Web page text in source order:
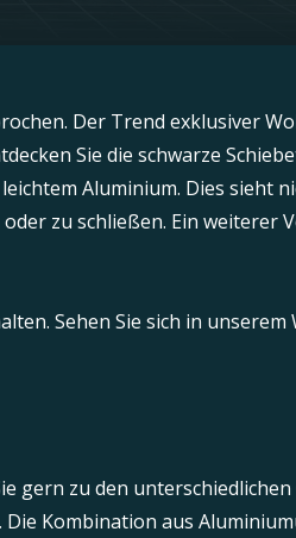
Der Trend exklusiver
Sie die schwarze
Aluminium. Dies sieht
zu schließen. Ein weiterer
Sehen Sie sich in unserem
gern zu den
Kombination aus